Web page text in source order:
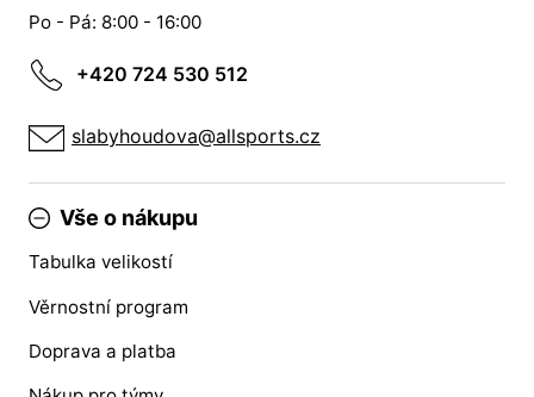
Po - Pá: 8:00 - 16:00
+420 724 530 512
slabyhoudova@allsports.cz
Vše o nákupu
Tabulka velikostí
Věrnostní program
Doprava a platba